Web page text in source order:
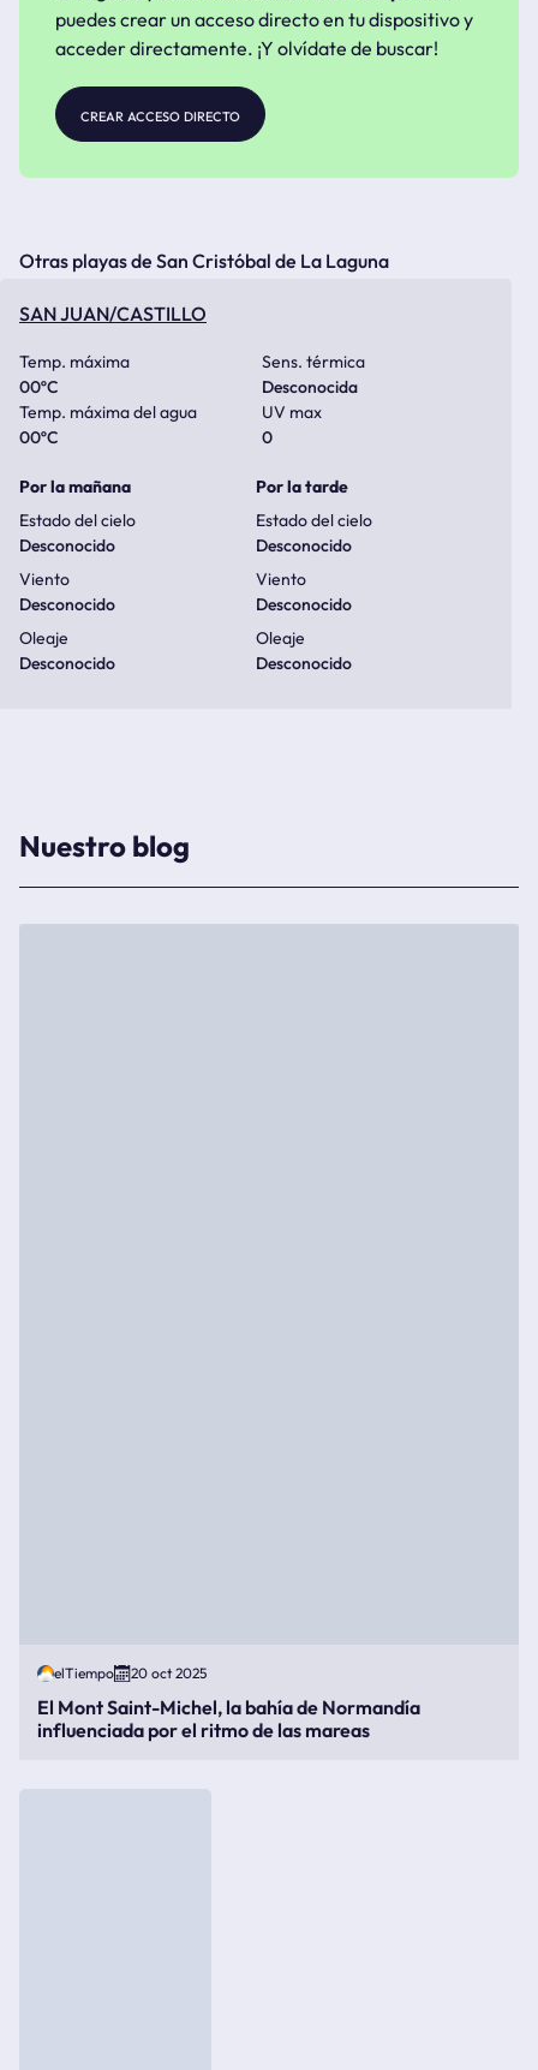
puedes crear un acceso directo en tu dispositivo y
acceder directamente. ¡Y olvídate de buscar!
crear acceso directo
Otras playas de San Cristóbal de La Laguna
SAN JUAN/CASTILLO
Temp. máxima
00ºC
Sens. térmica
Desconocida
Temp. máxima del agua
00ºC
UV max
0
Por la mañana
Estado del cielo
Desconocido
Viento
Desconocido
Oleaje
Desconocido
Por la tarde
Estado del cielo
Desconocido
Viento
Desconocido
Oleaje
Desconocido
Nuestro blog
elTiempo 20 oct 2025
El Mont Saint-Michel, la bahía de Normandía
influenciada por el ritmo de las mareas